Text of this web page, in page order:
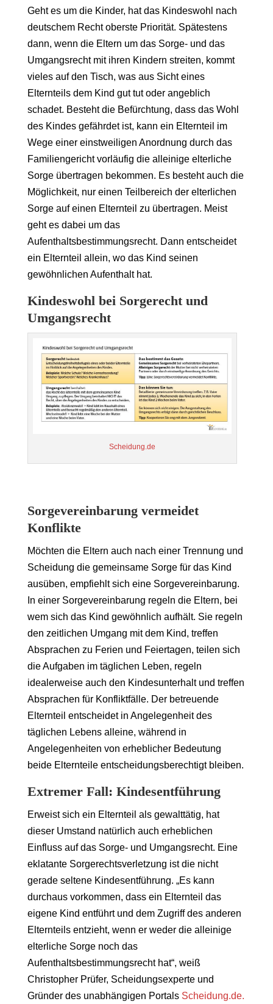
Geht es um die Kinder, hat das Kindeswohl nach
deutschem Recht oberste Priorität. Spätestens
dann, wenn die Eltern um das Sorge- und das
Umgangsrecht mit ihren Kindern streiten, kommt
vieles auf den Tisch, was aus Sicht eines
Elternteils dem Kind gut tut oder angeblich
schadet. Besteht die Befürchtung, dass das Wohl
des Kindes gefährdet ist, kann ein Elternteil im
Wege einer einstweiligen Anordnung durch das
Familiengericht vorläufig die alleinige elterliche
Sorge übertragen bekommen. Es besteht auch die
Möglichkeit, nur einen Teilbereich der elterlichen
Sorge auf einen Elternteil zu übertragen. Meist
geht es dabei um das
Aufenthaltsbestimmungsrecht. Dann entscheidet
ein Elternteil allein, wo das Kind seinen
gewöhnlichen Aufenthalt hat.
Kindeswohl bei Sorgerecht und
Umgangsrecht
Scheidung.de
Sorgevereinbarung vermeidet
Konflikte
Möchten die Eltern auch nach einer Trennung und
Scheidung die gemeinsame Sorge für das Kind
ausüben, empfiehlt sich eine Sorgevereinbarung.
In einer Sorgevereinbarung regeln die Eltern, bei
wem sich das Kind gewöhnlich aufhält. Sie regeln
den zeitlichen Umgang mit dem Kind, treffen
Absprachen zu Ferien und Feiertagen, teilen sich
die Aufgaben im täglichen Leben, regeln
idealerweise auch den Kindesunterhalt und treffen
Absprachen für Konfliktfälle. Der betreuende
Elternteil entscheidet in Angelegenheit des
täglichen Lebens alleine, während in
Angelegenheiten von erheblicher Bedeutung
beide Elternteile entscheidungsberechtigt bleiben.
Extremer Fall: Kindesentführung
Erweist sich ein Elternteil als gewalttätig, hat
dieser Umstand natürlich auch erheblichen
Einfluss auf das Sorge- und Umgangsrecht. Eine
eklatante Sorgerechtsverletzung ist die nicht
gerade seltene Kindesentführung. „Es kann
durchaus vorkommen, dass ein Elternteil das
eigene Kind entführt und dem Zugriff des anderen
Elternteils entzieht, wenn er weder die alleinige
elterliche Sorge noch das
Aufenthaltsbestimmungsrecht hat“, weiß
Christopher Prüfer, Scheidungsexperte und
Gründer des unabhängigen Portals Scheidung.de.